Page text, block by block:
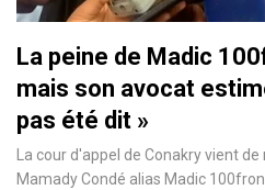
La peine de Madic
mais son avocat
pas été dit »
La cour d'appel de Conakry vient
Mamady Condé alias Madic